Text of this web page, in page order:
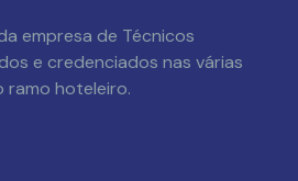
empresa de Técnicos
e credenciados nas várias
ramo hoteleiro.